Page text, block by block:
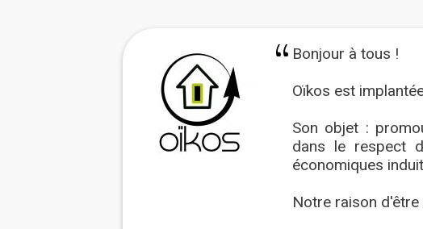
Bonjour à tous !
Oïkos est
Son objet :
dans le respect
économiques
Notre raison